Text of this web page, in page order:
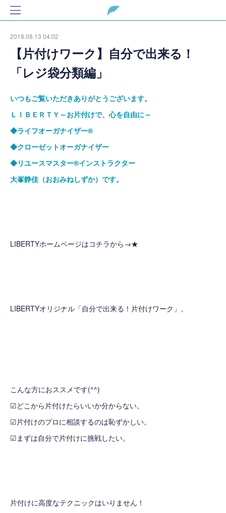
2018.08.13 04:02
【片付けワーク】自分で出来る！
「レジ袋分類編」
いつもご覧いただきありがとうございます。
ＬＩＢＥＲＴＹ～お片付けで、心を自由に～
◆ライフオーガナイザー®
◆クローゼットオーガナイザー
◆リユースマスター®インストラクター
大峯静佳（おおみねしずか）です。
LIBERTYホームページはコチラから→★
LIBERTYオリジナル「自分で出来る！片付けワーク」。
こんな方におススメです(^^)
☑どこから片付けたらいいか分からない。
☑片付けのプロに相談するのは恥ずかしい。
☑まずは自分で片付けに挑戦したい。
片付けに高度なテクニックはいりません！